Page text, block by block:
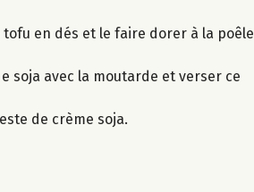
en dés et le faire dorer à la poêle
soja avec la moutarde et verser ce
de crème soja.